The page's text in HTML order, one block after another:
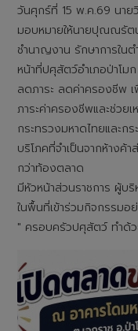
วันศุกร์ที่ 15 พ.ค.69 นาย
มอบหมายให้นายปุณณรัต
ชำนาญงาน รักษาการใน
หน้าที่ปศุสัตว์อำเภอป่าโม
ลดภาระ ลดค่าครองชีพ เ
ภาระค่าครองชีพและช่วย
กระทรวงมหาดไทยและก
บริโภคที่จำเป็นจากห้างค้
กว่าท้องตลาด
มีหัวหน้าส่วนราชการ ผู้บ
ในพื้นที่เข้าร่วมกิจกรรมอ
" ครอบครัวปศุสัตว์ ทำด้ว